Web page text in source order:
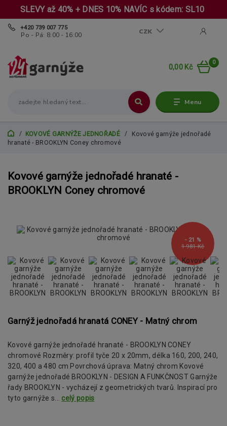
SLEVY až 40% + DNES 10% NAVÍC s kódem: SL10
Menu
CZK
+420 739 007 775
Po - Pá: 8:00 - 16:00
0
0,00 Kč
KOVOVÉ GARNÝŽE JEDNOŘADÉ
Kovové garnýže jednořadé
hranaté - BROOKLYN Coney chromové
Kovové garnýže jednořadé hranaté -
BROOKLYN Coney chromové
1 981 Kč
- 21 %
Garnýž jednořadá hranatá CONEY - Matný chrom
Kovové garnýže jednořadé hranaté - BROOKLYN CONEY
chromové Rozměry: profil tyče 20 x 20mm, délka 160, 200, 240,
320, 400 a 480 cm Povrchová úprava: Matný chrom Kovové
garnýže jednořadé BROOKLYN - DESIGN A FUNKČNOST Garnýže
řady BROOKLYN - vycházejí z geometrických tvarů. Inspirací pro
tyto garnýže s... celý popis